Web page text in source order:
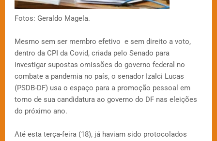
Fotos: Geraldo Magela.
Mesmo sem ser membro efetivo e sem direito a voto,
dentro da CPI da Covid, criada pelo Senado para
investigar supostas omissões do governo federal no
combate a pandemia no país, o senador Izalci Lucas
(PSDB-DF) usa o espaço para a promoção pessoal em
torno de sua candidatura ao governo do DF nas eleições
do próximo ano.
Até esta terça-feira (18), já haviam sido protocolados